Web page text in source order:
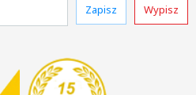
Zapisz
Wypisz